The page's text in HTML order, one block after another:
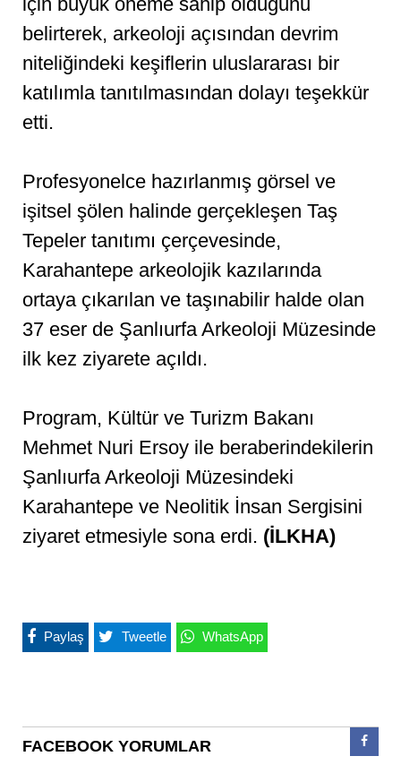
belirterek, arkeoloji açısından devrim
niteliğindeki keşiflerin uluslararası bir
katılımla tanıtılmasından dolayı teşekkür
etti.
Profesyonelce hazırlanmış görsel ve
işitsel şölen halinde gerçekleşen Taş
Tepeler tanıtımı çerçevesinde,
Karahantepe arkeolojik kazılarında
ortaya çıkarılan ve taşınabilir halde olan
37 eser de Şanlıurfa Arkeoloji Müzesinde
ilk kez ziyarete açıldı.
Program, Kültür ve Turizm Bakanı
Mehmet Nuri Ersoy ile beraberindekilerin
Şanlıurfa Arkeoloji Müzesindeki
Karahantepe ve Neolitik İnsan Sergisini
ziyaret etmesiyle sona erdi. (İLKHA)
Paylaş Tweetle WhatsApp
FACEBOOK YORUMLAR